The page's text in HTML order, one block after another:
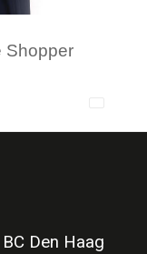
Shopper
Den Haag